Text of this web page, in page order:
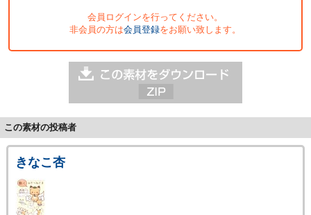
会員ログインを行ってください。
非会員の方は会員登録をお願い致します。
この素材の投稿者
きなこ杏